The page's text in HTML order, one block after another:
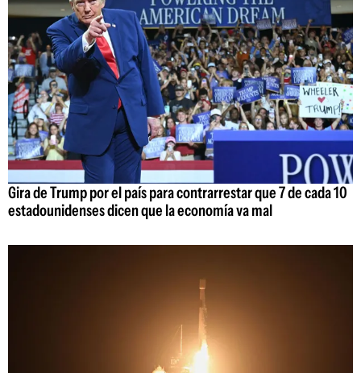
Gira de Trump por el país para contrarrestar que 7 de cada 10
estadounidenses dicen que la economía va mal